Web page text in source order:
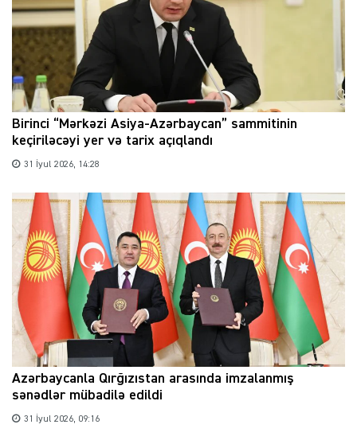
Birinci “Mərkəzi Asiya-Azərbaycan” sammitinin
keçiriləcəyi yer və tarix açıqlandı
31 İyul 2026, 14:28
Azərbaycanla Qırğızıstan arasında imzalanmış
sənədlər mübadilə edildi
31 İyul 2026, 09:16